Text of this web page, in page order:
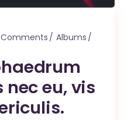
Albums
eu, vis